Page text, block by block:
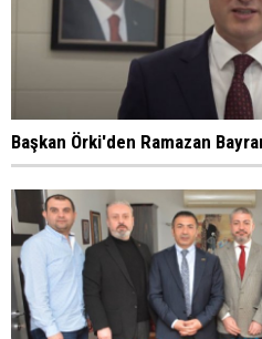
Başkan Örki'den Ramazan